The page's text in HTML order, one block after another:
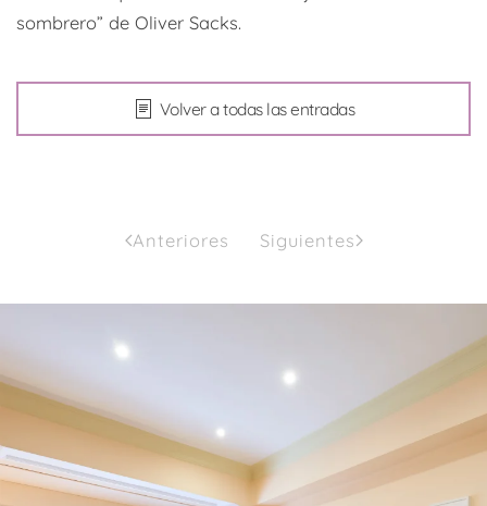
sombrero” de Oliver Sacks.
Volver a todas las entradas
Anteriores Siguientes